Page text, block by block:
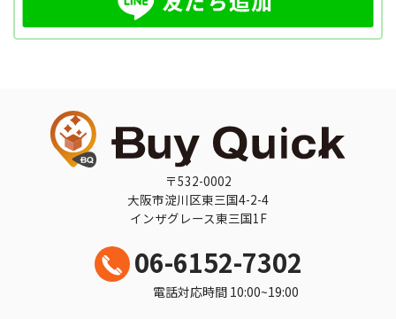
〒532-0002
大阪市淀川区東三国4-2-4
インザグレース東三国1F
06-6152-7302
電話対応時間 10:00~19:00